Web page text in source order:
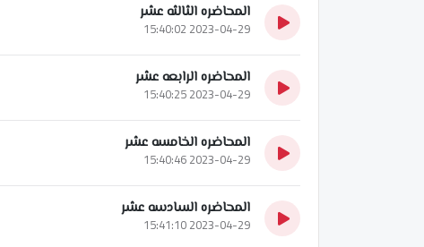
المحاضره الثالثه عشر
2023-04-29 15:40:02
المحاضره الرابعه عشر
2023-04-29 15:40:25
المحاضره الخامسه عشر
2023-04-29 15:40:46
المحاضره السادسه عشر
2023-04-29 15:41:10